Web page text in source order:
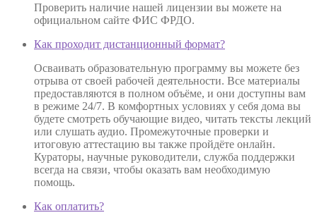
Проверить наличие нашей лицензии вы можете на
официальном сайте ФИС ФРДО.
Как проходит дистанционный формат?
Осваивать образовательную программу вы можете без
отрыва от своей рабочей деятельности. Все материалы
предоставляются в полном объёме, и они доступны вам
в режиме 24/7. В комфортных условиях у себя дома вы
будете смотреть обучающие видео, читать тексты лекций
или слушать аудио. Промежуточные проверки и
итоговую аттестацию вы также пройдёте онлайн.
Кураторы, научные руководители, служба поддержки
всегда на связи, чтобы оказать вам необходимую
помощь.
Как оплатить?